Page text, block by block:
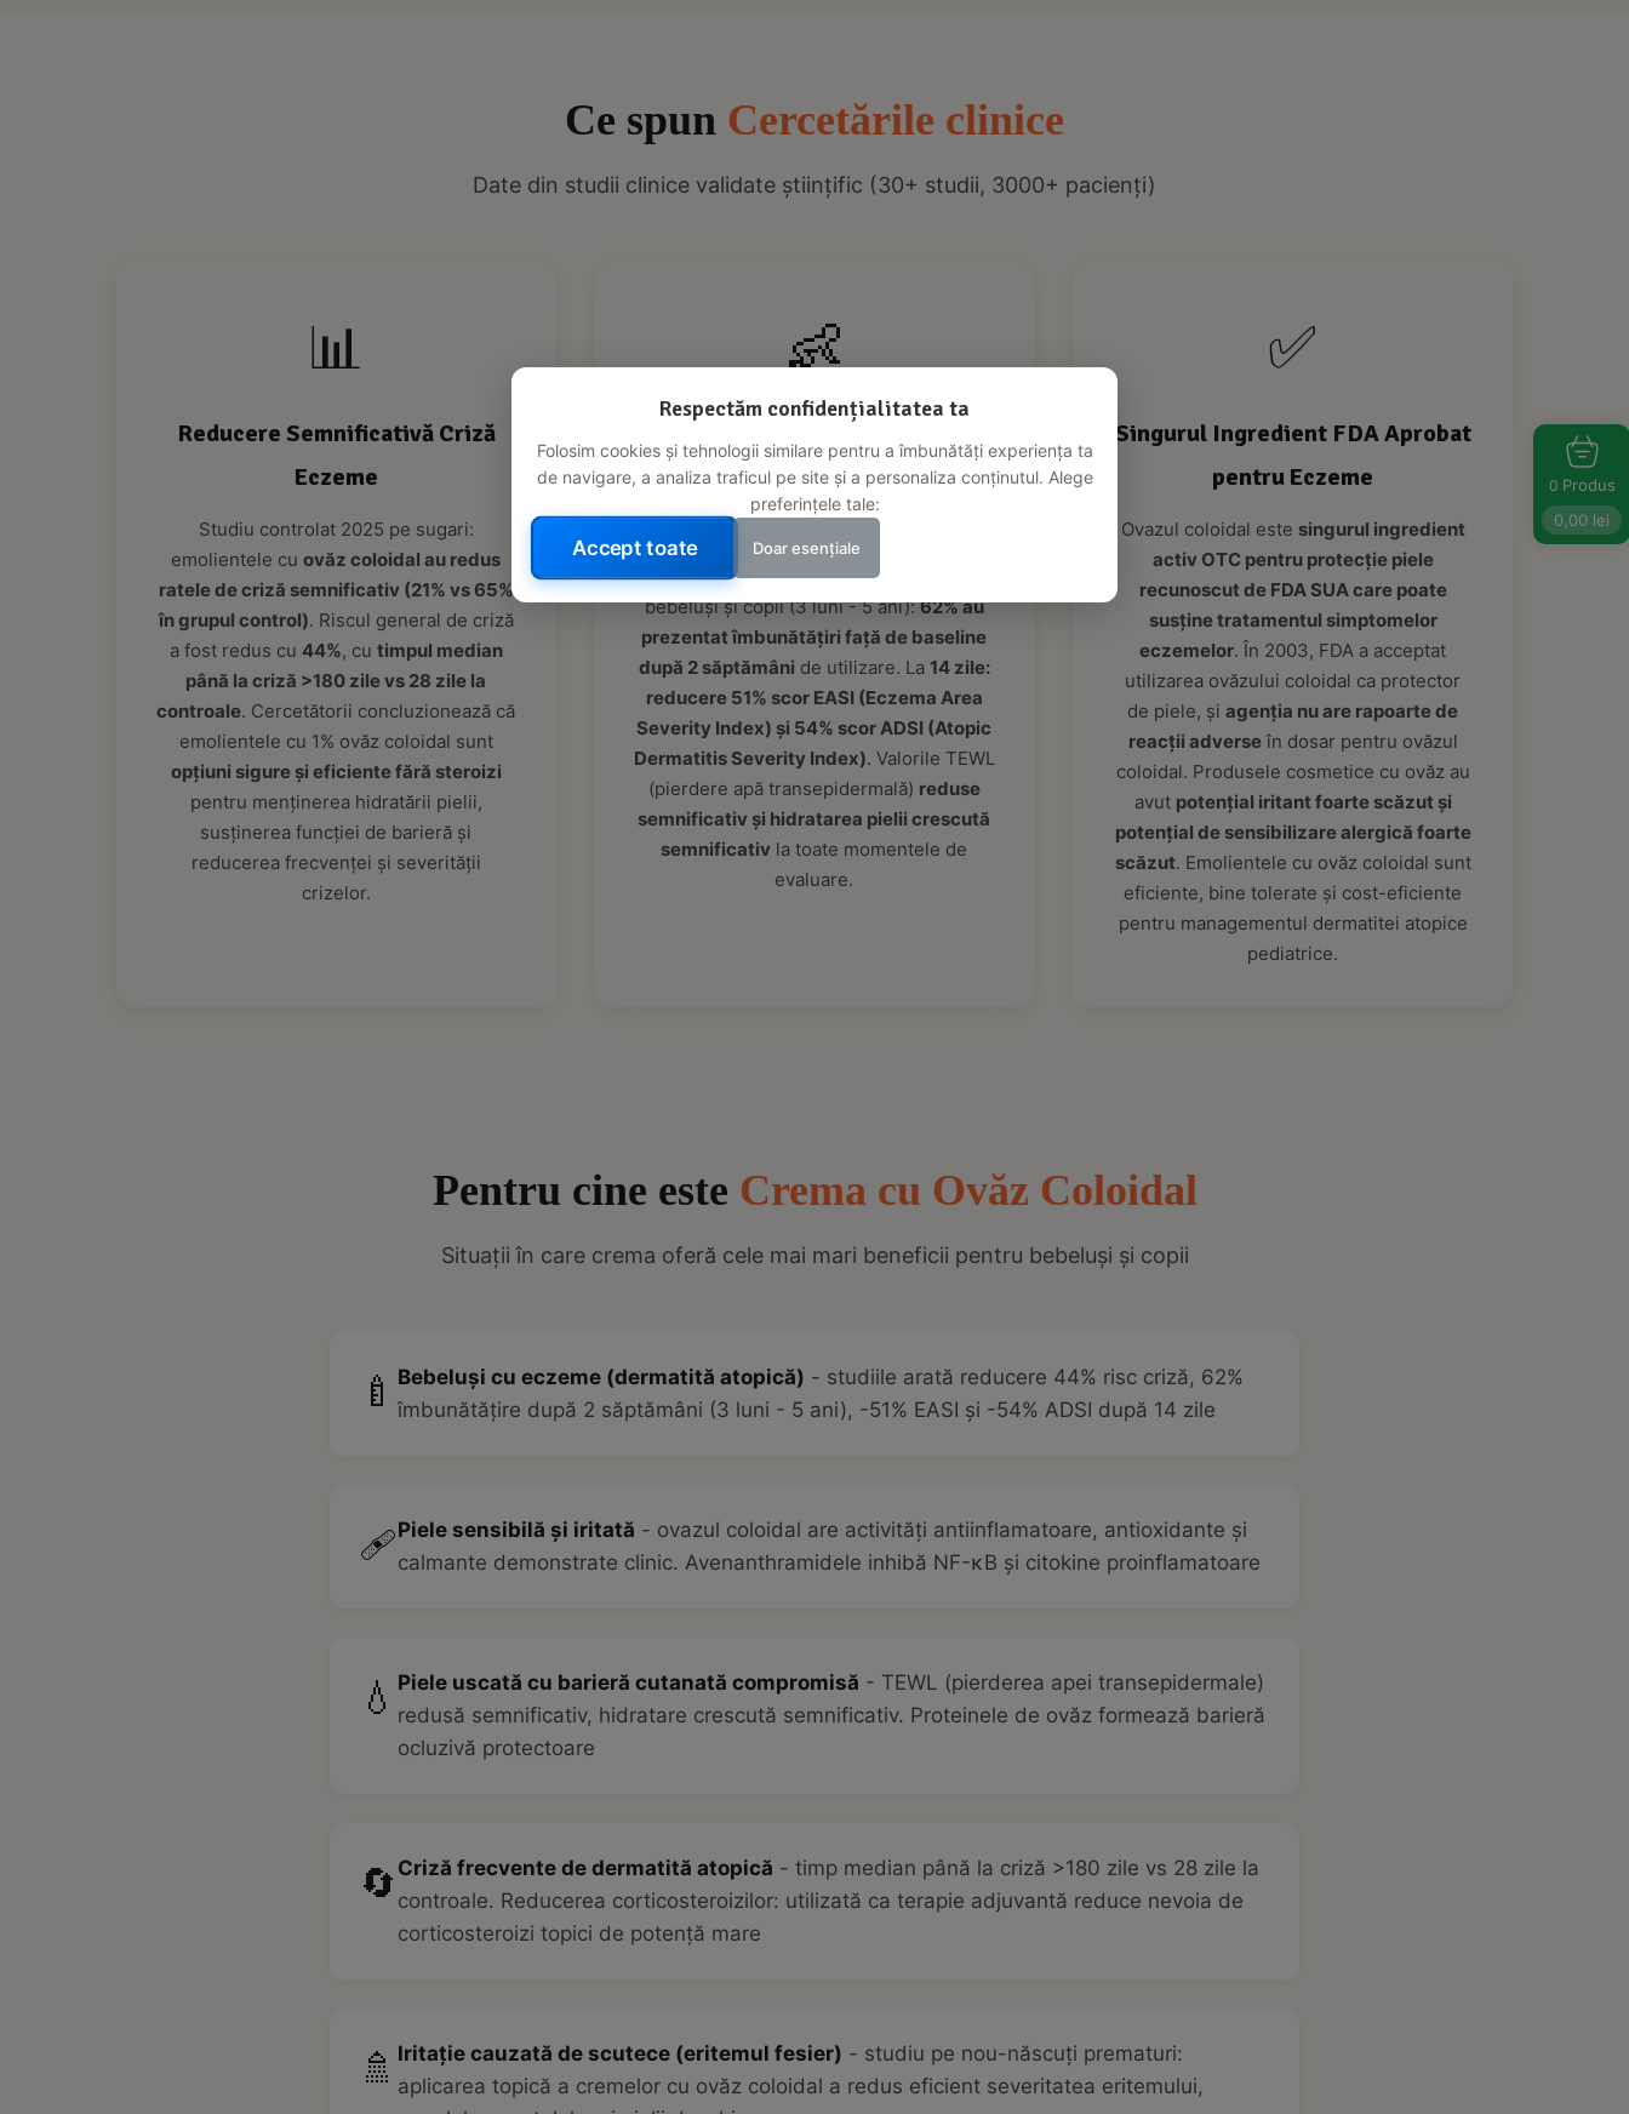
Ce spun Cercetările clinice
Date din studii clinice validate științific (30+ studii, 3000+ pacienți)
📊
Reducere Semnificativă Criză
Eczeme
Studiu controlat 2025 pe sugari:
emolientele cuovăz coloidal au redus
ratele de criză semnificativ (21% vs 65%
în grupul control). Riscul general de criză
a fost redus cu 44%, cu timpul median
până la criză >180 zile vs 28 zile la
controale. Cercetătorii concluzionează că
emolientele cu 1% ovăz coloidal sunt
opțiuni sigure și eficiente fără steroizi
pentru menținerea hidratării pielii,
susținerea funcției de barieră și
reducerea frecvenței și severității
crizelor.
👶
Studiu iulie 2025 pe bebeluși (3-36 luni)
predispuși la dermatită atopică:
cu ovăz coloidal au fost bine tolerate și
eficiente. În studiu de 4 săptămâni pe
bebeluși și copii (3 luni - 5 ani):62% au
prezentat îmbunătățiri față de baseline
după 2 săptămâni de utilizare. La 14 zile:
reducere 51% scor EASI (Eczema Area
Severity Index) și 54% scor ADSI (Atopic
Dermatitis Severity Index). Valorile TEWL
(pierdere apă transepidermală) reduse
semnificativ și hidratarea pielii crescută
semnificativ la toate momentele de
evaluare.
✅
Singurul Ingredient FDA Aprobat
pentru Eczeme
Ovazul coloidal este singurul ingredient
activ OTC pentru protecție piele
recunoscut de FDA SUA care poate
susține tratamentul simptomelor
eczemelor. În 2003, FDA a acceptat
utilizarea ovăzului coloidal ca protector
de piele, șiagenția nu are rapoarte de
reacții adverseîn dosar pentru ovăzul
coloidal. Produsele cosmetice cu ovăz au
avut potențial iritant foarte scăzut și
potențial de sensibilizare alergică foarte
scăzut. Emolientele cu ovăz coloidal sunt
eficiente, bine tolerate și cost-eficiente
pentru managementul dermatitei atopice
pediatrice.
Pentru cine este Crema cu Ovăz Coloidal
Situații în care crema oferă cele mai mari beneficii pentru bebeluși și copii
🍼Bebeluși cu eczeme (dermatită atopică) - studiile arată reducere 44% risc criză, 62%
îmbunătățire după 2 săptămâni (3 luni - 5 ani), -51% EASI și -54% ADSI după 14 zile
🩹Piele sensibilă și iritată - ovazul coloidal are activități antiinflamatoare, antioxidante și
calmante demonstrate clinic. Avenanthramidele inhibă NF-κB și citokine proinflamatoare
💧 Piele uscată cu barieră cutanată compromisă - TEWL (pierderea apei transepidermale)
redusă semnificativ, hidratare crescută semnificativ. Proteinele de ovăz formează barieră
ocluzivă protectoare
🔄 Criză frecvente de dermatită atopică - timp median până la criză >180 zile vs 28 zile la
controale. Reducerea corticosteroizilor: utilizată ca terapie adjuvantă reduce nevoia de
corticosteroizi topici de potență mare
🚿 Iritație cauzată de scutece (eritemul fesier) - studiu pe nou-născuți prematuri:
aplicarea topică a cremelor cu ovăz coloidal a redus eficient severitatea eritemului,
0 Produs
0,00 lei
Respectăm confidențialitatea ta
Folosim cookies și tehnologii similare pentru a îmbunătăți experiența ta
de navigare, a analiza traficul pe site și a personaliza conținutul. Alege
preferințele tale:
Accept toate Doar esențiale